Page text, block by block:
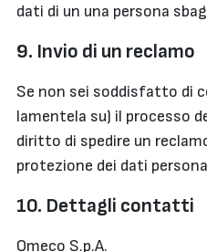
dati di un una persona
9. Invio di un reclamo
Se non sei soddisfatto di
lamentela su) il processo
diritto di spedire un
protezione dei dati
10. Dettagli contatti
Omeco S.p.A.